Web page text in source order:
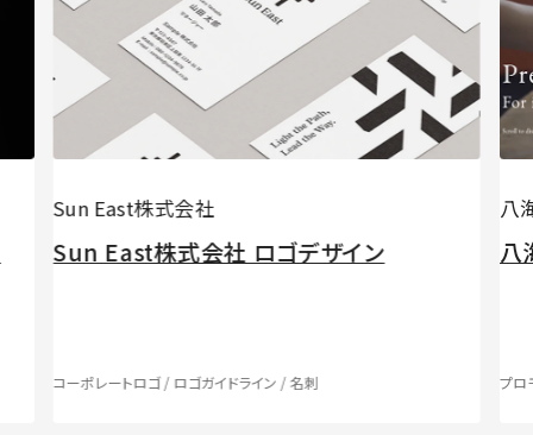
Sun East株式会社
Sun East株式会社 ️ロゴデザイン
コーポレートロゴ / ロゴガイドライン / 名刺
八
八
プロ